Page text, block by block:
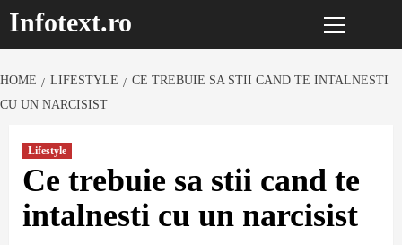
Sari
laInfotext.ro
Menu
HOME LIFESTYLE
CE TREBUIE SA STII CAND TE INTALNESTI
CU UN NARCISIST
Lifestyle
Ce trebuie sa stii cand te
intalnesti cu un narcisist